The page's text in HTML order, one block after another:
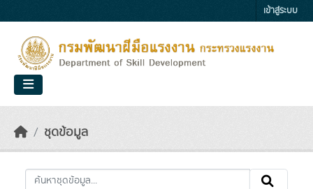
เข้าสู่ระบบ
ชุดข้อมูล